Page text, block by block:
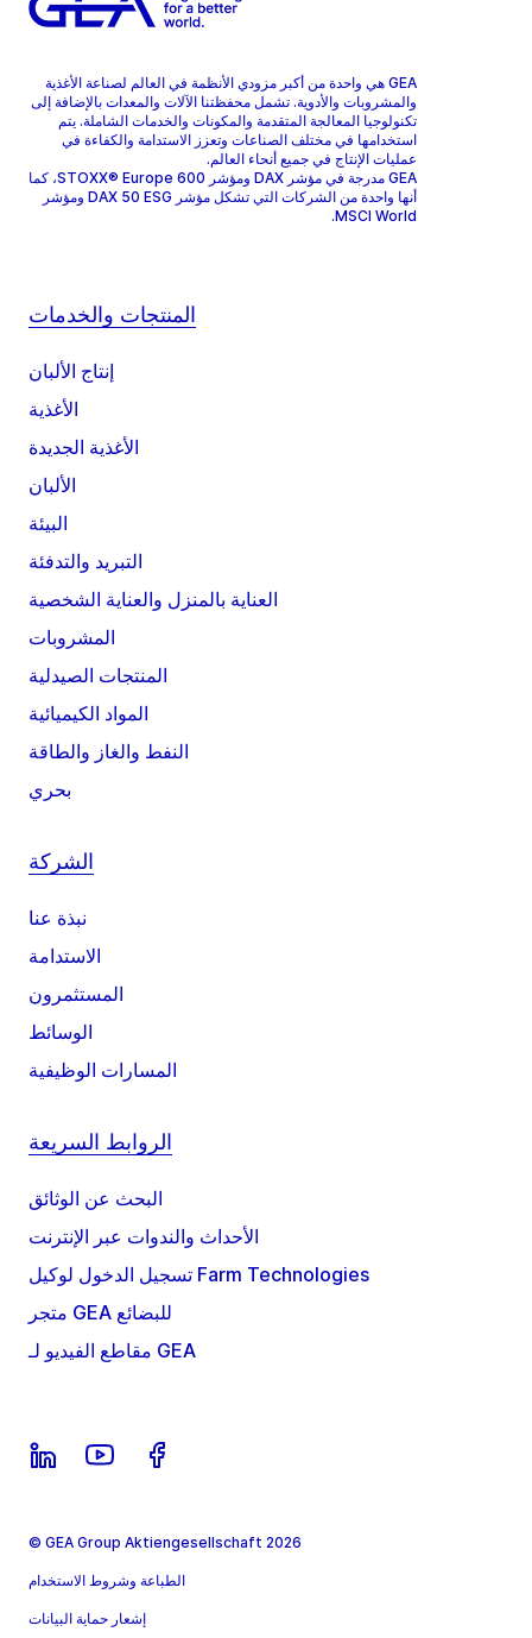
GEA هي واحدة من أكبر مزودي الأنظمة في العالم لصناعة الأغذية
والمشروبات والأدوية. تشمل محفظتنا الآلات والمعدات بالإضافة إلى
تكنولوجيا المعالجة المتقدمة والمكونات والخدمات الشاملة. يتم
استخدامها في مختلف الصناعات وتعزز الاستدامة والكفاءة في
عمليات الإنتاج في جميع أنحاء العالم.
GEA مدرجة في مؤشر DAX ومؤشر STOXX® Europe 600، كما
أنها واحدة من الشركات التي تشكل مؤشر DAX 50 ESG ومؤشر
MSCI World.
المنتجات والخدمات
إنتاج الألبان
الأغذية
الأغذية الجديدة
الألبان
البيئة
التبريد والتدفئة
العناية بالمنزل والعناية الشخصية
المشروبات
المنتجات الصيدلية
المواد الكيميائية
النفط والغاز والطاقة
بحري
الشركة
نبذة عنا
الاستدامة
المستثمرون
الوسائط
المسارات الوظيفية
الروابط السريعة
البحث عن الوثائق
الأحداث والندوات عبر الإنترنت
تسجيل الدخول لوكيل Farm Technologies
متجر GEA للبضائع
مقاطع الفيديو لـ GEA
© GEA Group Aktiengesellschaft 2026
الطباعة وشروط الاستخدام
إشعار حماية البيانات